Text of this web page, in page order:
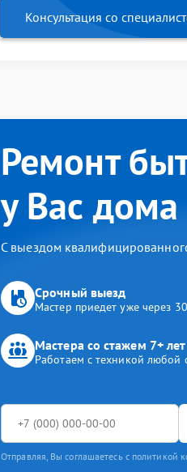
Консультация со
Ремонт
у Вас дома
С выездом
Срочный выезд
Мастер приедет уже через
Мастера со стажем 7+ лет
Работаем с техникой любой
Отправляя, Вы соглашаетесь с политикой